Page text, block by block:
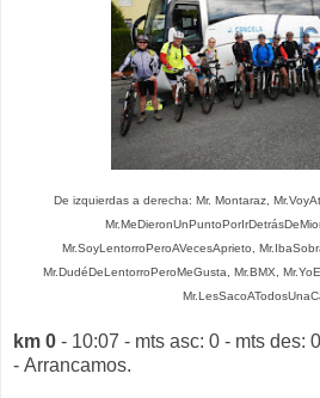
De izquierdas a derecha: Mr. Montaraz,
Mr.SoyLentorroPeroAVecesAprieto,
Mr.DudéDeLentorroPeroMeGusta, Mr.BMX,
km 0 - 10:07 - mts asc: 0 - mts des:
- Arrancamos.